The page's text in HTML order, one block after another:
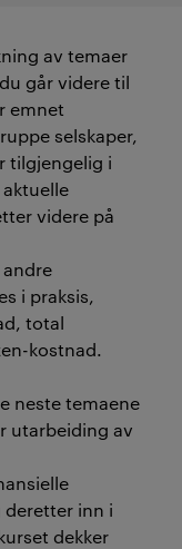
av temaer
går videre til
emnet
selskaper,
tilgjengelig i
videre på
i praksis,
total
kostnad.
neste temaene
utarbeiding av
deretter inn i
dekker